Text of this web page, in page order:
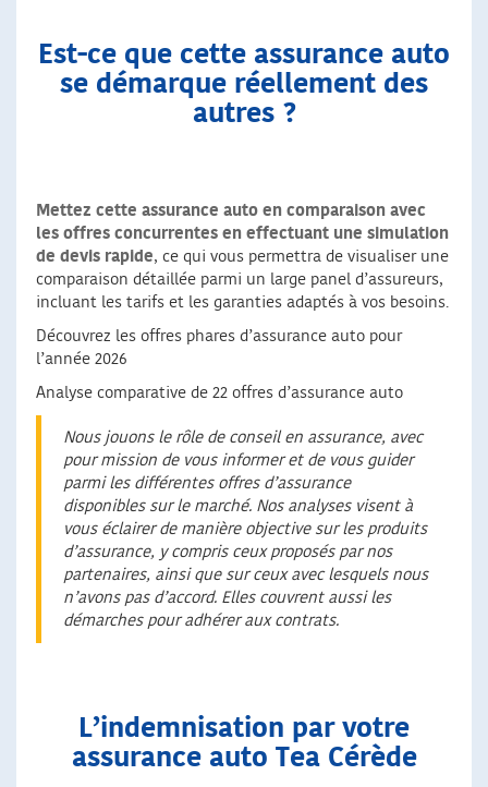
Est-ce que cette assurance auto
se démarque réellement des
autres ?
Mettez cette assurance auto en comparaison avec
les offres concurrentes en effectuant une simulation
de devis rapide, ce qui vous permettra de visualiser une
comparaison détaillée parmi un large panel d’assureurs,
incluant les tarifs et les garanties adaptés à vos besoins.
Découvrez les offres phares d’assurance auto pour
l’année 2026
Analyse comparative de 22 offres d’assurance auto
Nous jouons le rôle de conseil en assurance, avec
pour mission de vous informer et de vous guider
parmi les différentes offres d’assurance
disponibles sur le marché. Nos analyses visent à
vous éclairer de manière objective sur les produits
d’assurance, y compris ceux proposés par nos
partenaires, ainsi que sur ceux avec lesquels nous
n’avons pas d’accord. Elles couvrent aussi les
démarches pour adhérer aux contrats.
L’indemnisation par votre
assurance auto Tea Cérède